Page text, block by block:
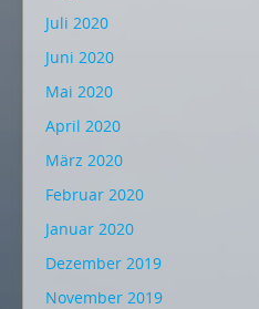
Juli 2020
Juni 2020
Mai 2020
April 2020
März 2020
Februar 2020
Januar 2020
Dezember 2019
November 2019